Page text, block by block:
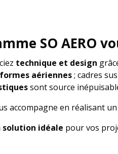
SO AERO
technique et design
aériennes; cadres
sont source
accompagne en réalisant
solution idéale pour vos